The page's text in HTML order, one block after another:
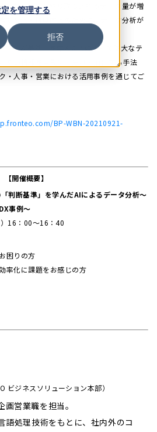
を管理する
拒否
となり、日々やり取りされるデータ量が増
効率化・精度向上のためにはデータ分析が
「判断基準」を学んだAIによって膨大なテ
たい情報を自動で仕分け・抽出する手法
・人事・営業における活用事例を通じてご
BP-WBN-20210921-
【開催概要】
判断基準」を学んだAIによるデータ分析～
事例～
16：00～16：40
困りの方
率化に課題をお感じの方
ビジネスソリューション本部）
営業職を担当。
語処理技術をもとに、社内外のコ